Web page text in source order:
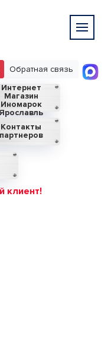
Обратная связь
Интернет
Магазин
Иномарок
Ярославль
Контакты
партнеров
клиент!